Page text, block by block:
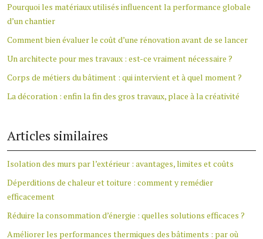
Pourquoi les matériaux utilisés influencent la performance globale
d’un chantier
Comment bien évaluer le coût d’une rénovation avant de se lancer
Un architecte pour mes travaux : est-ce vraiment nécessaire ?
Corps de métiers du bâtiment : qui intervient et à quel moment ?
La décoration : enfin la fin des gros travaux, place à la créativité
Articles similaires
Isolation des murs par l’extérieur : avantages, limites et coûts
Déperditions de chaleur et toiture : comment y remédier
efficacement
Réduire la consommation d’énergie : quelles solutions efficaces ?
Améliorer les performances thermiques des bâtiments : par où